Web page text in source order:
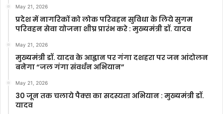
May 21, 2026
प्रदेश में नागरिकों को लोक परिवहन सुविधा के लिये सुगम
परिवहन सेवा योजना शीघ्र प्रारंभ करे : मुख्यमंत्री डॉ. यादव
May 21, 2026
मुख्यमंत्री डॉ. यादव के आह्वान पर गंगा दशहरा पर जन आंदोलन
बनेगा “जल गंगा संवर्धन अभियान”
May 21, 2026
30 जून तक चलाये पैक्स का सदस्यता अभियान : मुख्यमंत्री डॉ.
यादव